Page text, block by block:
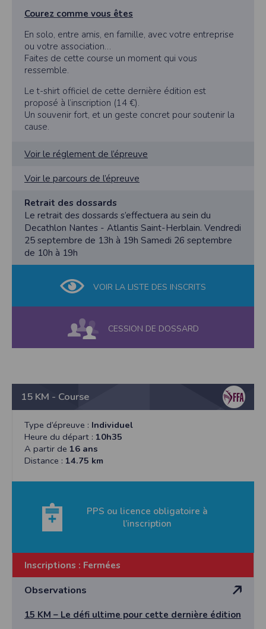
Courez comme vous êtes
En solo, entre amis, en famille, avec votre entreprise
ou votre association…
Faites de cette course un moment qui vous
ressemble.
Le t-shirt officiel de cette dernière édition est
proposé à l’inscription (14 €).
Un souvenir fort, et un geste concret pour soutenir la
cause.
Voir le réglement de l’épreuve
Voir le parcours de l’épreuve
Retrait des dossards
Le retrait des dossards s’effectuera au sein du
Decathlon Nantes - Atlantis Saint-Herblain. Vendredi
25 septembre de 13h à 19h Samedi 26 septembre
de 10h à 19h
VOIR LA LISTE DES INSCRITS
CESSION DE DOSSARD
15 KM - Course
Type d’épreuve : Individuel
Heure du départ : 10h35
A partir de 16 ans
Distance : 14.75 km
PPS ou licence obligatoire à
l’inscription
Inscriptions : Fermées
Observations
15 KM – Le défi ultime pour cette dernière édition